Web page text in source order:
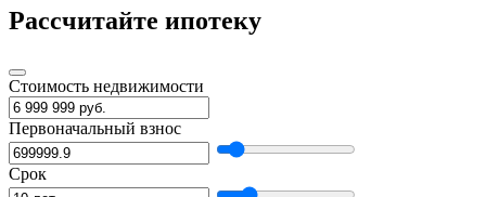
Рассчитайте ипотеку
Стоимость недвижимости
Первоначальный взнос
Срок